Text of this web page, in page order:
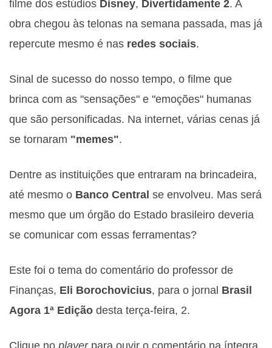
filme dos estúdios Disney, Divertidamente 2. A
obra chegou às telonas na semana passada, mas já
repercute mesmo é nas redes sociais.
Sinal de sucesso do nosso tempo, o filme que
brinca com as "sensações" e "emoções" humanas
que são personificadas. Na internet, várias cenas já
se tornaram "memes".
Dentre as instituições que entraram na brincadeira,
até mesmo o Banco Central se envolveu. Mas será
mesmo que um órgão do Estado brasileiro deveria
se comunicar com essas ferramentas?
Este foi o tema do comentário do professor de
Finanças, Eli Borochovicius, para o jornal Brasil
Agora 1ª Edição desta terça-feira, 2.